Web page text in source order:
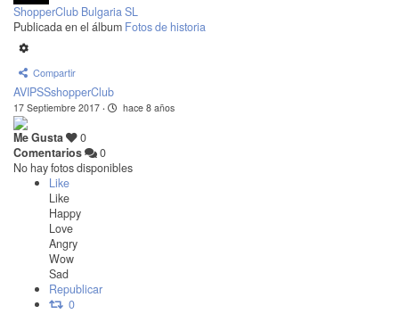
ShopperClub Bulgaria SL
Publicada en el álbum Fotos de historia
Compartir
AVIPSSshopperClub
17 Septiembre 2017 · hace 8 años
Me Gusta
0
Comentarios
0
No hay fotos disponibles
Like
Like
Happy
Love
Angry
Wow
Sad
Republicar
0